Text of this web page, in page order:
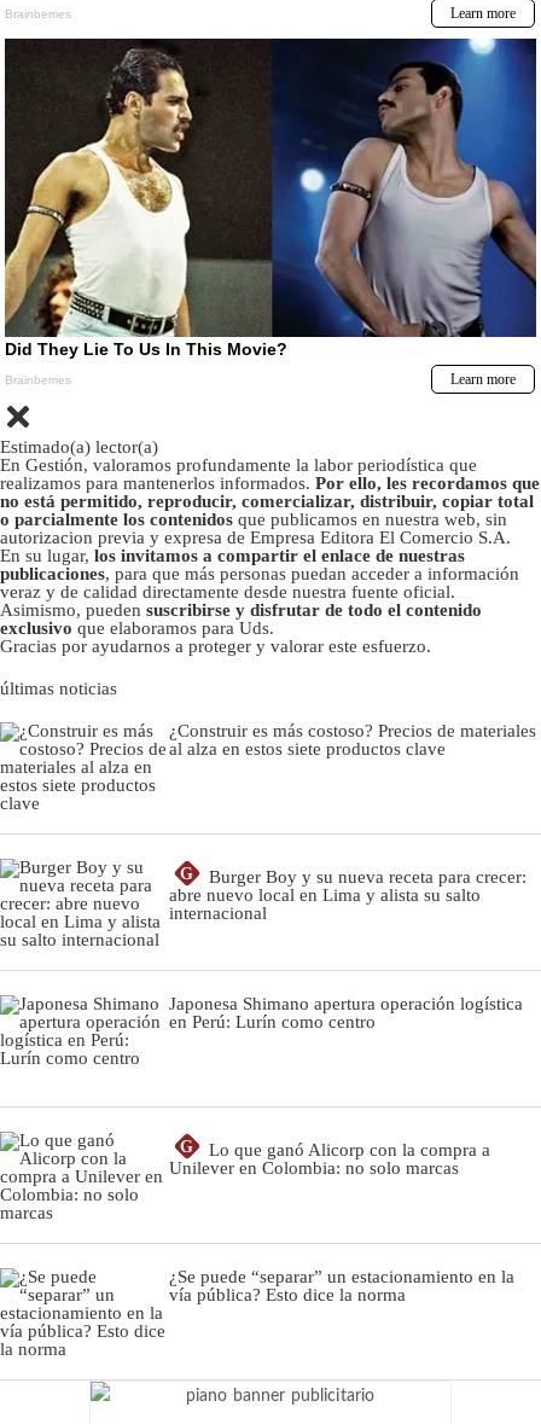
Estimado(a) lector(a)
En Gestión, valoramos profundamente la labor periodística que
realizamos para mantenerlos informados. Por ello, les recordamos que
no está permitido, reproducir, comercializar, distribuir, copiar total
o parcialmente los contenidos que publicamos en nuestra web, sin
autorizacion previa y expresa de Empresa Editora El Comercio S.A.
En su lugar, los invitamos a compartir el enlace de nuestras
publicaciones, para que más personas puedan acceder a información
veraz y de calidad directamente desde nuestra fuente oficial.
Asimismo, pueden suscribirse y disfrutar de todo el contenido
exclusivo que elaboramos para Uds.
Gracias por ayudarnos a proteger y valorar este esfuerzo.
últimas noticias
¿Construir es más costoso? Precios de materiales
al alza en estos siete productos clave
G
Burger Boy y su nueva receta para crecer:
abre nuevo local en Lima y alista su salto
internacional
Japonesa Shimano apertura operación logística
en Perú: Lurín como centro
G
Lo que ganó Alicorp con la compra a
Unilever en Colombia: no solo marcas
¿Se puede “separar” un estacionamiento en la
vía pública? Esto dice la norma